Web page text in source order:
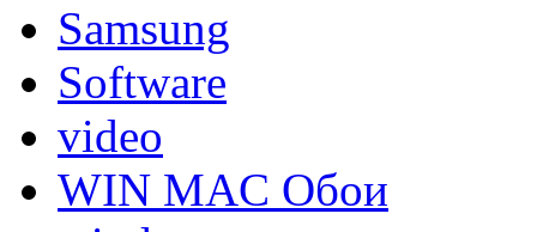
Samsung
Software
video
WIN MAC Обои